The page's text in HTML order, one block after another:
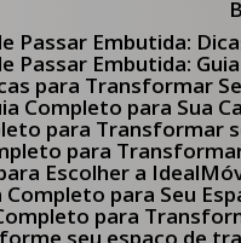
Passar Embutida:
Passar Embutida:
para Transformar
Completo para Sua
para Transformar
para
Escolher a Ideal
Completo para Seu
para